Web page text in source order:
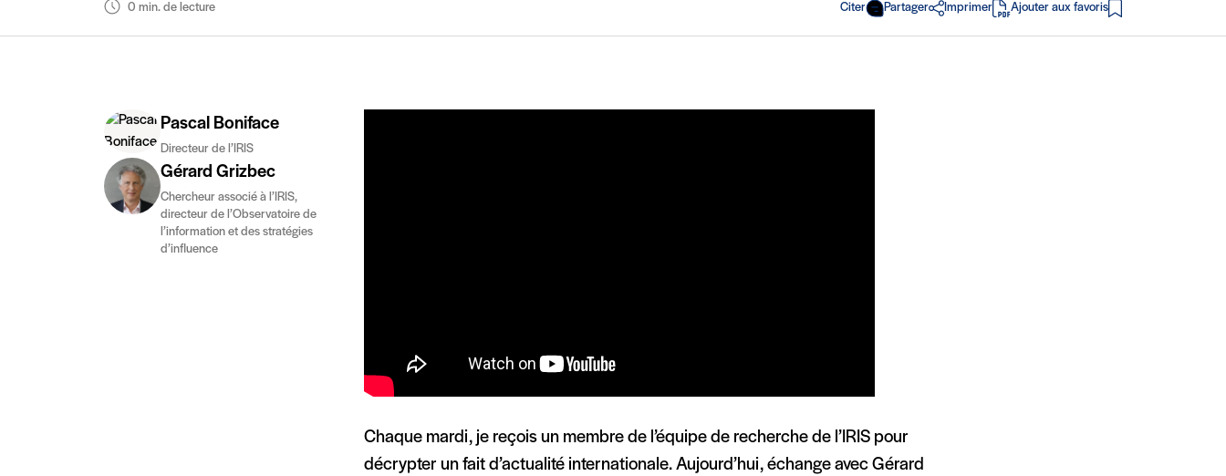
0 min. de lecture Citer Partager Imprimer
en PDF
Ajouter aux favoris
Pascal Boniface
Directeur de l’IRIS
Gérard Grizbec
Chercheur associé à l’IRIS,
directeur de l’Observatoire de
l’information et des stratégies
d’influence
Chaque mardi, je reçois un membre de l’équipe de recherche de l’IRIS pour
décrypter un fait d’actualité internationale. Aujourd’hui, échange avec Gérard